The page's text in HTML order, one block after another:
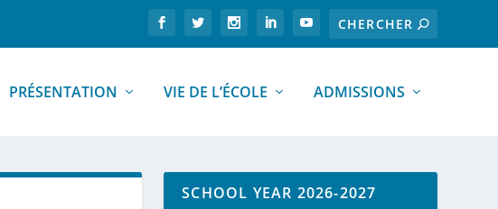
PRÉSENTATION VIE DE L’ÉCOLE ADMISSIONS
SCHOOL YEAR 2026-2027